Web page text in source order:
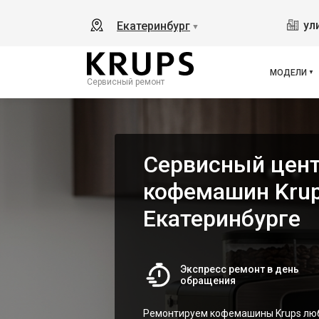
Екатеринбург ▼
Сервисный ремонт
МОДЕЛИ
EA
Сервисный
кофемашин
Екатеринбурге
Экспресс ремонт в день
обращения
Ремонтируем кофемашины Krups